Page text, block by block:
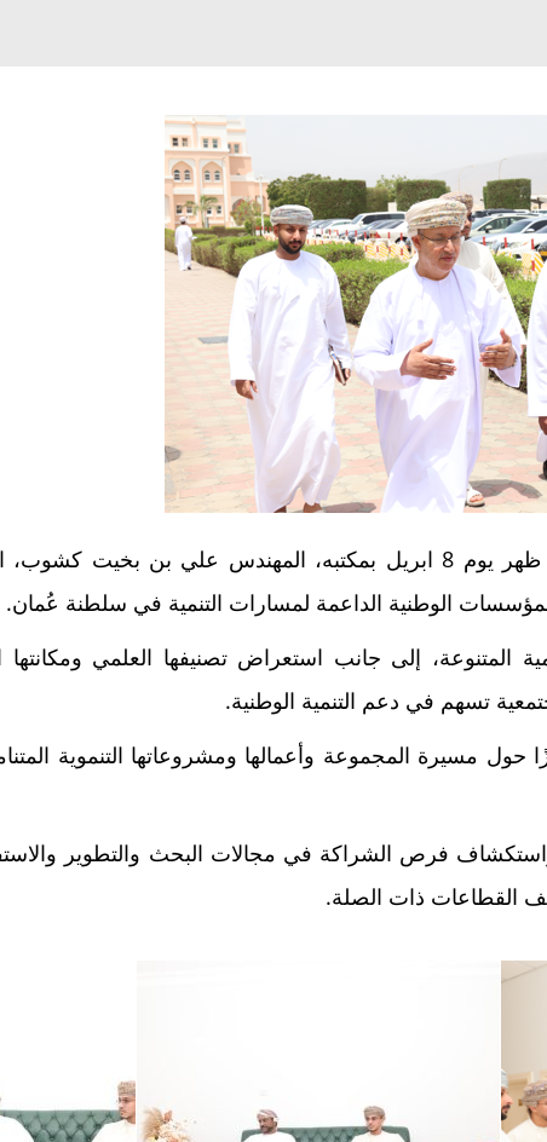
استقبل الأستاذ الدكتور عامر بن علي الرواس، رئيس جامعة ظفار، ظهر يوم 8 ابريل بمكتبه،
الوطنية الداعمة لمسارات التنمية في سلطنة عُمان.
المتنوعة، إلى جانب استعراض تصنيفها العلمي ومكانتها
تسهم في دعم التنمية الوطنية.
مسيرة المجموعة وأعمالها ومشروعاتها التنموية
فرص الشراكة في مجالات البحث والتطوير
القطاعات ذات الصلة.